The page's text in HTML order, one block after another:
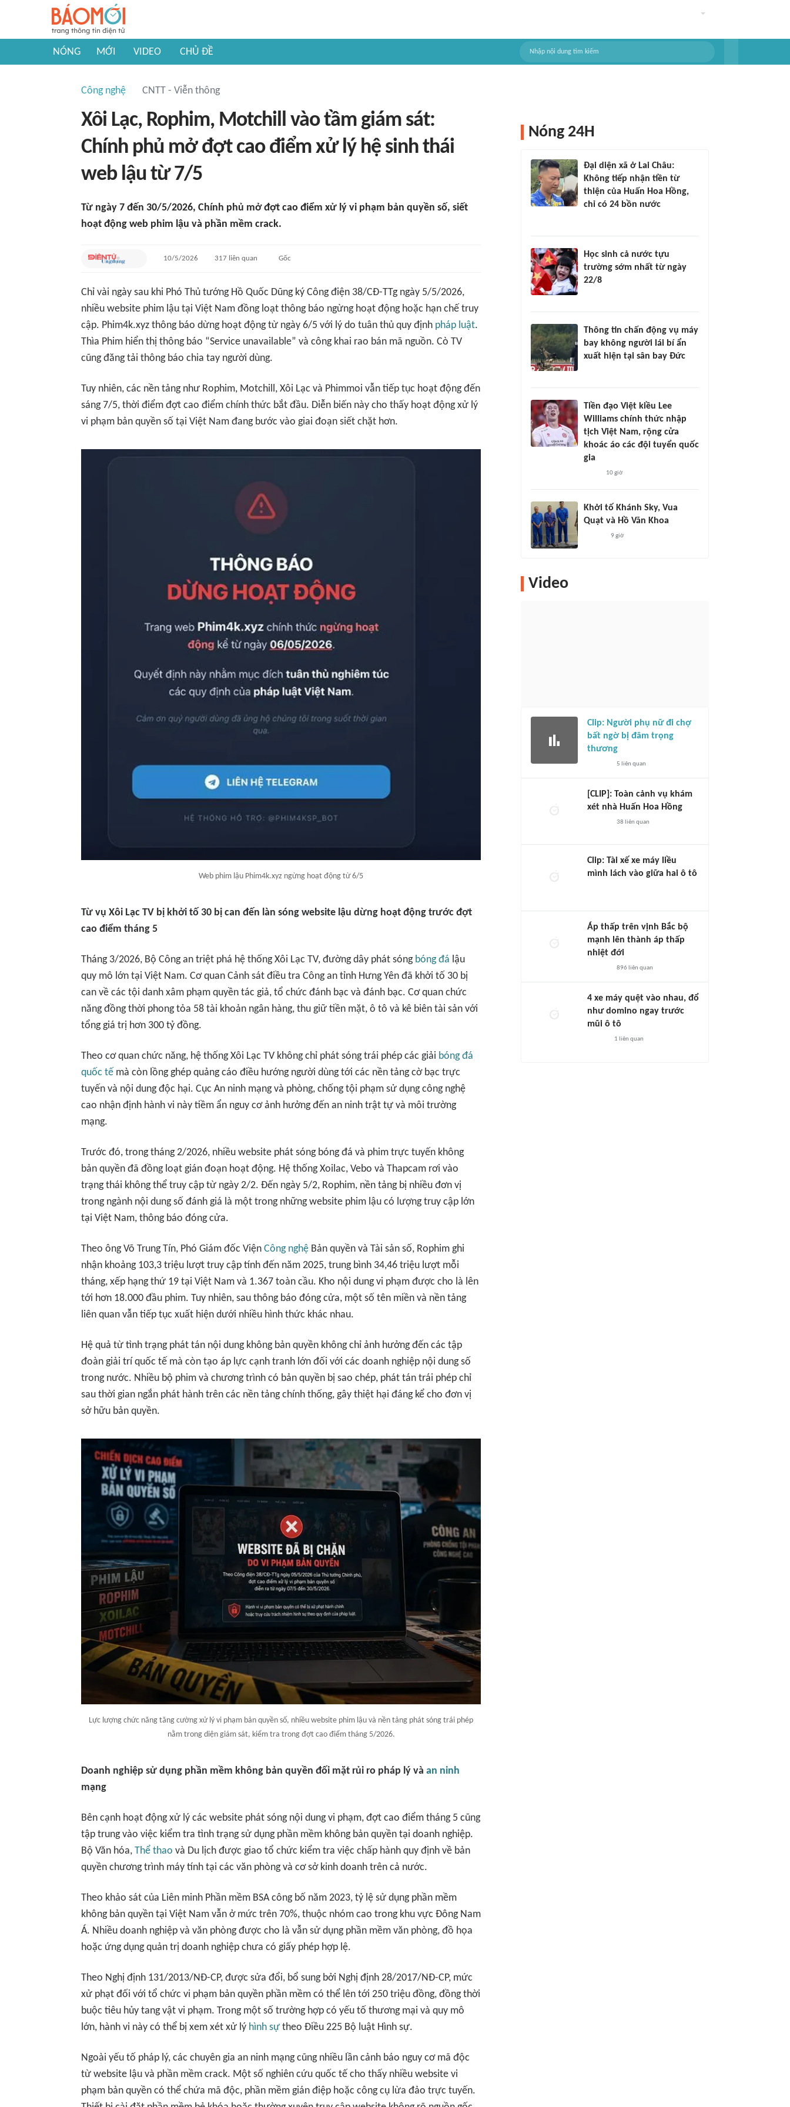
NÓNG MỚI VIDEO CHỦ ĐỀ
Công nghệ CNTT - Viễn thông
Xôi Lạc, Rophim, Motchill vào tầm giám sát:
Chính phủ mở đợt cao điểm xử lý hệ sinh thái
web lậu từ 7/5
Từ ngày 7 đến 30/5/2026, Chính phủ mở đợt cao điểm xử lý vi phạm bản quyền số, siết
hoạt động web phim lậu và phần mềm crack.
10/5/2026 317 liên quan Gốc
Chỉ vài ngày sau khi Phó Thủ tướng Hồ Quốc Dũng ký Công điện 38/CĐ-TTg ngày 5/5/2026,
nhiều website phim lậu tại Việt Nam đồng loạt thông báo ngừng hoạt động hoặc hạn chế truy
cập. Phim4k.xyz thông báo dừng hoạt động từ ngày 6/5 với lý do tuân thủ quy định pháp luật.
Thìa Phim hiển thị thông báo “Service unavailable” và công khai rao bán mã nguồn. Cò TV
cũng đăng tải thông báo chia tay người dùng.
Tuy nhiên, các nền tảng như Rophim, Motchill, Xôi Lạc và Phimmoi vẫn tiếp tục hoạt động đến
sáng 7/5, thời điểm đợt cao điểm chính thức bắt đầu. Diễn biến này cho thấy hoạt động xử lý
vi phạm bản quyền số tại Việt Nam đang bước vào giai đoạn siết chặt hơn.
Web phim lậu Phim4k.xyz ngừng hoạt động từ 6/5
Từ vụ Xôi Lạc TV bị khởi tố 30 bị can đến làn sóng website lậu dừng hoạt động trước đợt
cao điểm tháng 5
Tháng 3/2026, Bộ Công an triệt phá hệ thống Xôi Lạc TV, đường dây phát sóng bóng đá lậu
quy mô lớn tại Việt Nam. Cơ quan Cảnh sát điều tra Công an tỉnh Hưng Yên đã khởi tố 30 bị
can về các tội danh xâm phạm quyền tác giả, tổ chức đánh bạc và đánh bạc. Cơ quan chức
năng đồng thời phong tỏa 58 tài khoản ngân hàng, thu giữ tiền mặt, ô tô và kê biên tài sản với
tổng giá trị hơn 300 tỷ đồng.
Theo cơ quan chức năng, hệ thống Xôi Lạc TV không chỉ phát sóng trái phép các giải bóng đá
quốc tế mà còn lồng ghép quảng cáo điều hướng người dùng tới các nền tảng cờ bạc trực
tuyến và nội dung độc hại. Cục An ninh mạng và phòng, chống tội phạm sử dụng công nghệ
cao nhận định hành vi này tiềm ẩn nguy cơ ảnh hưởng đến an ninh trật tự và môi trường
mạng.
Trước đó, trong tháng 2/2026, nhiều website phát sóng bóng đá và phim trực tuyến không
bản quyền đã đồng loạt gián đoạn hoạt động. Hệ thống Xoilac, Vebo và Thapcam rơi vào
trạng thái không thể truy cập từ ngày 2/2. Đến ngày 5/2, Rophim, nền tảng bị nhiều đơn vị
trong ngành nội dung số đánh giá là một trong những website phim lậu có lượng truy cập lớn
tại Việt Nam, thông báo đóng cửa.
Theo ông Võ Trung Tín, Phó Giám đốc Viện Công nghệ Bản quyền và Tài sản số, Rophim ghi
nhận khoảng 103,3 triệu lượt truy cập tính đến năm 2025, trung bình 34,46 triệu lượt mỗi
tháng, xếp hạng thứ 19 tại Việt Nam và 1.367 toàn cầu. Kho nội dung vi phạm được cho là lên
tới hơn 18.000 đầu phim. Tuy nhiên, sau thông báo đóng cửa, một số tên miền và nền tảng
liên quan vẫn tiếp tục xuất hiện dưới nhiều hình thức khác nhau.
Hệ quả từ tình trạng phát tán nội dung không bản quyền không chỉ ảnh hưởng đến các tập
đoàn giải trí quốc tế mà còn tạo áp lực cạnh tranh lớn đối với các doanh nghiệp nội dung số
trong nước. Nhiều bộ phim và chương trình có bản quyền bị sao chép, phát tán trái phép chỉ
sau thời gian ngắn phát hành trên các nền tảng chính thống, gây thiệt hại đáng kể cho đơn vị
sở hữu bản quyền.
Lực lượng chức năng tăng cường xử lý vi phạm bản quyền số, nhiều website phim lậu và nền tảng phát sóng trái phép
nằm trong diện giám sát, kiểm tra trong đợt cao điểm tháng 5/2026.
Doanh nghiệp sử dụng phần mềm không bản quyền đối mặt rủi ro pháp lý và an ninh
mạng
Bên cạnh hoạt động xử lý các website phát sóng nội dung vi phạm, đợt cao điểm tháng 5 cũng
tập trung vào việc kiểm tra tình trạng sử dụng phần mềm không bản quyền tại doanh nghiệp.
Bộ Văn hóa, Thể thao và Du lịch được giao tổ chức kiểm tra việc chấp hành quy định về bản
quyền chương trình máy tính tại các văn phòng và cơ sở kinh doanh trên cả nước.
Theo khảo sát của Liên minh Phần mềm BSA công bố năm 2023, tỷ lệ sử dụng phần mềm
không bản quyền tại Việt Nam vẫn ở mức trên 70%, thuộc nhóm cao trong khu vực Đông Nam
Á. Nhiều doanh nghiệp và văn phòng được cho là vẫn sử dụng phần mềm văn phòng, đồ họa
hoặc ứng dụng quản trị doanh nghiệp chưa có giấy phép hợp lệ.
Theo Nghị định 131/2013/NĐ-CP, được sửa đổi, bổ sung bởi Nghị định 28/2017/NĐ-CP, mức
xử phạt đối với tổ chức vi phạm bản quyền phần mềm có thể lên tới 250 triệu đồng, đồng thời
buộc tiêu hủy tang vật vi phạm. Trong một số trường hợp có yếu tố thương mại và quy mô
lớn, hành vi này có thể bị xem xét xử lý hình sự theo Điều 225 Bộ luật Hình sự.
Ngoài yếu tố pháp lý, các chuyên gia an ninh mạng cũng nhiều lần cảnh báo nguy cơ mã độc
từ website lậu và phần mềm crack. Một số nghiên cứu quốc tế cho thấy nhiều website vi
phạm bản quyền có thể chứa mã độc, phần mềm gián điệp hoặc công cụ lừa đảo trực tuyến.
Nóng 24H
Đại diện xã ở Lai Châu:
Không tiếp nhận tiền từ
thiện của Huấn Hoa Hồng,
chỉ có 24 bồn nước
Học sinh cả nước tựu
trường sớm nhất từ ngày
22/8
Thông tin chấn động vụ máy
bay không người lái bí ẩn
xuất hiện tại sân bay Đức
Tiền đạo Việt kiều Lee
Williams chính thức nhập
tịch Việt Nam, rộng cửa
khoác áo các đội tuyển quốc
gia
10 giờ
Khởi tố Khánh Sky, Vua
Quạt và Hồ Văn Khoa
9 giờ
Video
Clip: Người phụ nữ đi chợ
bất ngờ bị đâm trọng
thương
5 liên quan
[CLIP]: Toàn cảnh vụ khám
xét nhà Huấn Hoa Hồng
38 liên quan
Clip: Tài xế xe máy liều
mình lách vào giữa hai ô tô
Áp thấp trên vịnh Bắc bộ
mạnh lên thành áp thấp
nhiệt đới
896 liên quan
4 xe máy quệt vào nhau, đổ
như domino ngay trước
mũi ô tô
1 liên quan